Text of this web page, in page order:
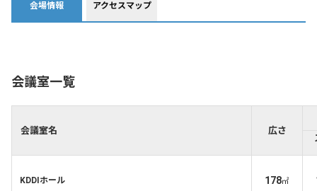
会場情報 アクセスマップ
会議室一覧
会議室名 広さ
KDDIホール 178㎡